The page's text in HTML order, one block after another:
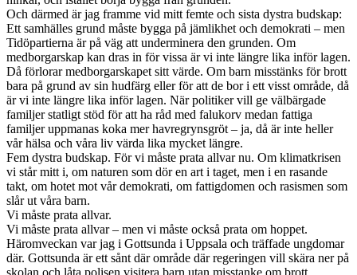
Och därmed är jag framme vid mitt femte och sista dystra budskap:
Ett samhälles grund måste bygga på jämlikhet och demokrati – men
Tidöpartierna är på väg att underminera den grunden. Om
medborgarskap kan dras in för vissa är vi inte längre lika inför lagen.
Då förlorar medborgarskapet sitt värde. Om barn misstänks för brott
bara på grund av sin hudfärg eller för att de bor i ett visst område, då
är vi inte längre lika inför lagen. När politiker vill ge välbärgade
familjer statligt stöd för att ha råd med falukorv medan fattiga
familjer uppmanas koka mer havregrynsgröt – ja, då är inte heller
vår hälsa och våra liv värda lika mycket längre.
Fem dystra budskap. För vi måste prata allvar nu. Om klimatkrisen
vi står mitt i, om naturen som dör en art i taget, men i en rasande
takt, om hotet mot vår demokrati, om fattigdomen och rasismen som
slår ut våra barn.
Vi måste prata allvar.
Vi måste prata allvar – men vi måste också prata om hoppet.
Häromveckan var jag i Gottsunda i Uppsala och träffade ungdomar
där. Gottsunda är ett sånt där område där regeringen vill skära ner på